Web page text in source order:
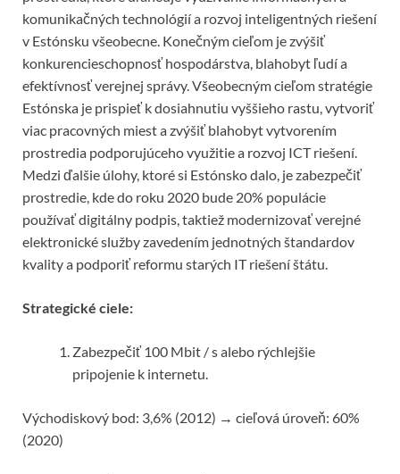
komunikačných technológií a rozvoj inteligentných riešení
v Estónsku všeobecne. Konečným cieľom je zvýšiť
konkurencieschopnosť hospodárstva, blahobyt ľudí a
efektívnosť verejnej správy. Všeobecným cieľom stratégie
Estónska je prispieť k dosiahnutiu vyššieho rastu, vytvoriť
viac pracovných miest a zvýšiť blahobyt vytvorením
prostredia podporujúceho využitie a rozvoj ICT riešení.
Medzi ďalšie úlohy, ktoré si Estónsko dalo, je zabezpečiť
prostredie, kde do roku 2020 bude 20% populácie
používať digitálny podpis, taktiež modernizovať verejné
elektronické služby zavedením jednotných štandardov
kvality a podporiť reformu starých IT riešení štátu.
Strategické ciele:
Zabezpečiť 100 Mbit / s alebo rýchlejšie
pripojenie k internetu.
Východiskový bod: 3,6% (2012) → cieľová úroveň: 60%
(2020)